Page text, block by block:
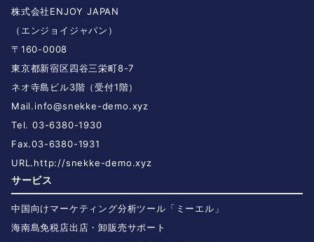
株式会社ENJOY JAPAN
（エンジョイジャパン）
〒160-0008
東京都新宿区四谷三栄町8-7
ネオ寺島ビル3階（受付1階）
Mail.info@snekke-demo.xyz
Tel. 03-6380-1930
Fax.03-6380-1931
URL.http://snekke-demo.xyz
サービス
中国向けマーケティング分析ツール「ミーエル」
海南島免税店出店・卸販売サポート